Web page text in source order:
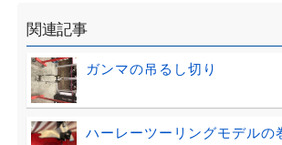
関連記事
ガンマの吊るし切り
ハーレーツーリングモデルの